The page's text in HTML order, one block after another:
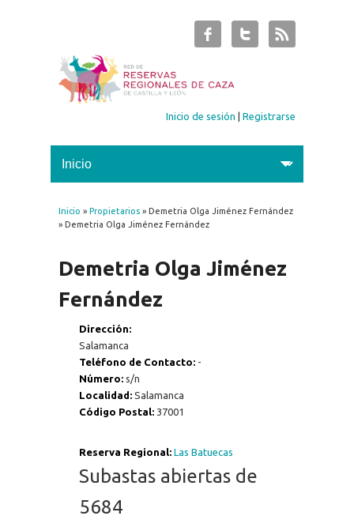
Inicio de sesión |Registrarse
Se encuentra usted aquí
Inicio » Propietarios» Demetria Olga Jiménez Fernández
» Demetria Olga Jiménez Fernández
Demetria Olga Jiménez
Fernández
Dirección:
Salamanca
Teléfono de Contacto: -
Número: s/n
Localidad: Salamanca
Código Postal: 37001
Reserva Regional: Las Batuecas
Subastas abiertas de
5684